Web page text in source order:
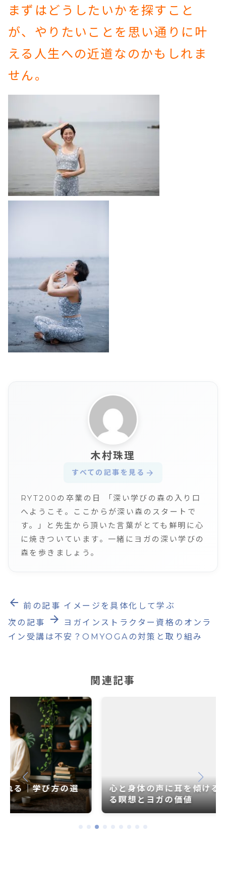
まずはどうしたいかを探すこと
が、やりたいことを思い通りに叶
える人生への近道なのかもしれま
せん。
木村珠理
すべての記事を見る arrow_forward
RYT200の卒業の日 「深い学びの森の入り口
へようこそ。ここからが深い森のスタートで
す。」と先生から頂いた言葉がとても鮮明に心
に焼きついています。一緒にヨガの深い学びの
森を歩きましょう。
arrow_back 前の記事 イメージを具体化して学ぶ
次の記事
arrow_forward
ヨガインストラクター資格のオンラ
イン受講は不安？OMYOGAの対策と取り組み
関連記事
心と身体の声に耳を傾ける ― 世界が注目す
る瞑想とヨガの価値